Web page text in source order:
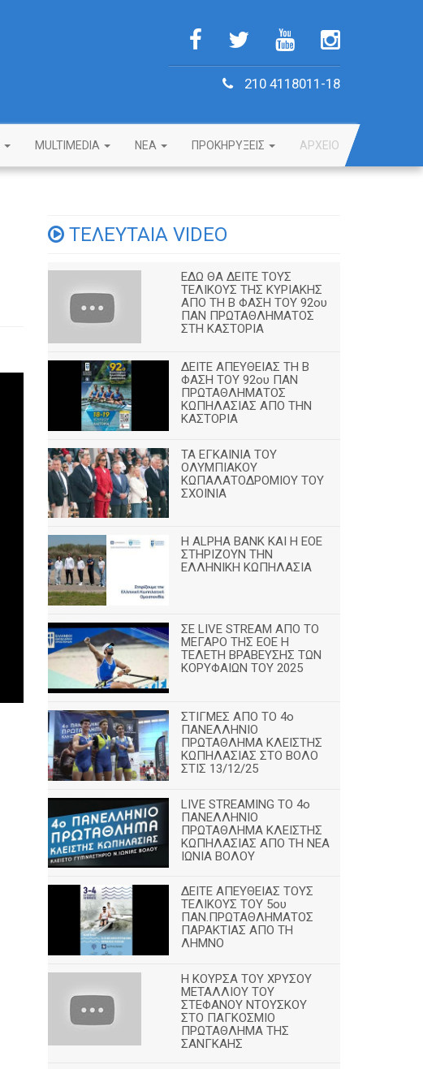
210 4118011-18
MULTIMEDIA NEA ΠΡΟΚΗΡΥΞΕΙΣ ΑΡΧΕΙΟ
ΤΕΛΕΥΤΑΙΑ VIDEO
ΕΔΩ ΘΑ ΔΕΙΤΕ ΤΟΥΣ
ΤΕΛΙΚΟΥΣ ΤΗΣ ΚΥΡΙΑΚΗΣ
ΑΠΟ ΤΗ Β ΦΑΣΗ ΤΟΥ 92ου
ΠΑΝ ΠΡΩΤΑΘΛΗΜΑΤΟΣ
ΣΤΗ ΚΑΣΤΟΡΙΑ
ΔΕΙΤΕ ΑΠΕΥΘΕΙΑΣ ΤΗ Β
ΦΑΣΗ ΤΟΥ 92ου ΠΑΝ
ΠΡΩΤΑΘΛΗΜΑΤΟΣ
ΚΩΠΗΛΑΣΙΑΣ ΑΠΟ ΤΗΝ
ΚΑΣΤΟΡΙΑ
TA ΕΓΚΑΙΝΙΑ ΤΟΥ
ΟΛΥΜΠΙΑΚΟΥ
ΚΩΠΑΛΑΤΟΔΡΟΜΙΟΥ ΤΟΥ
ΣΧΟΙΝΙΑ
H ALPHA BANK ΚΑΙ Η ΕΟΕ
ΣΤΗΡΙΖΟΥΝ ΤΗΝ
ΕΛΛΗΝΙΚΗ ΚΩΠΗΛΑΣΙΑ
ΣΕ LIVE STREAM ΑΠΟ ΤΟ
ΜΕΓΑΡΟ ΤΗΣ ΕΟΕ Η
ΤΕΛΕΤΗ ΒΡΑΒΕΥΣΗΣ ΤΩΝ
ΚΟΡΥΦΑΙΩΝ ΤΟΥ 2025
ΣΤΙΓΜΕΣ ΑΠΟ ΤΟ 4ο
ΠΑΝΕΛΛΗΝΙΟ
ΠΡΩΤΑΘΛΗΜΑ ΚΛΕΙΣΤΗΣ
ΚΩΠΗΛΑΣΙΑΣ ΣΤΟ ΒΟΛΟ
ΣΤΙΣ 13/12/25
LIVE STREAMING ΤΟ 4ο
ΠΑΝΕΛΛΗΝΙΟ
ΠΡΩΤΑΘΛΗΜΑ ΚΛΕΙΣΤΗΣ
ΚΩΠΗΛΑΣΙΑΣ ΑΠΟ ΤΗ ΝΕΑ
ΙΩΝΙΑ ΒΟΛΟΥ
ΔΕΙΤΕ ΑΠΕΥΘΕΙΑΣ ΤΟΥΣ
ΤΕΛΙΚΟΥΣ ΤΟΥ 5ου
ΠΑΝ.ΠΡΩΤΑΘΛΗΜΑΤΟΣ
ΠΑΡΑΚΤΙΑΣ ΑΠΟ ΤΗ
ΛΗΜΝΟ
Η ΚΟΥΡΣΑ ΤΟΥ ΧΡΥΣΟΥ
ΜΕΤΑΛΛΙΟΥ ΤΟΥ
ΣΤΕΦΑΝΟΥ ΝΤΟΥΣΚΟΥ
ΣΤΟ ΠΑΓΚΟΣΜΙΟ
ΠΡΩΤΑΘΛΗΜΑ ΤΗΣ
ΣΑΝΓΚΑΗΣ